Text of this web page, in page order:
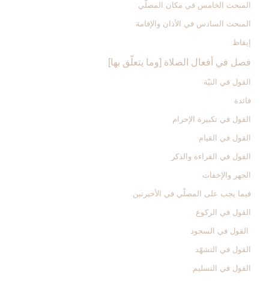
المبحث الخامس ‏في مكان المصلّي‏
المبحث السادس‏ في الأذان والإقامة
إيقاظ
فصل في أفعال الصلاة [وما يتعلّق بها]
القول في النيّة
فائدة
القول في تكبيرة الإحرام‏
القول في القيام‏
القول في القراءة والذكر
الجهر والإخفات‏
فيما يجب على المصلّي في الأخيرتين‏
القول في الركوع‏
القول في السجود
القول في التشهّد
القول في التسليم‏